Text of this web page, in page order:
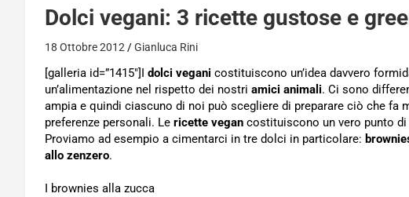
Dolci vegani: 3 ricette gustose e
18 Ottobre 2012 Gianluca Rini
[galleria id=”1415″]I dolci vegani costituiscono un’idea davvero
un’alimentazione nel rispetto dei nostri amici animali. Ci sono
ampia e quindi ciascuno di noi può scegliere di preparare ciò che fa
preferenze personali. Le ricette vegan costituiscono un vero punto
Proviamo ad esempio a cimentarci in tre dolci in particolare:
allo zenzero.
I brownies alla zucca